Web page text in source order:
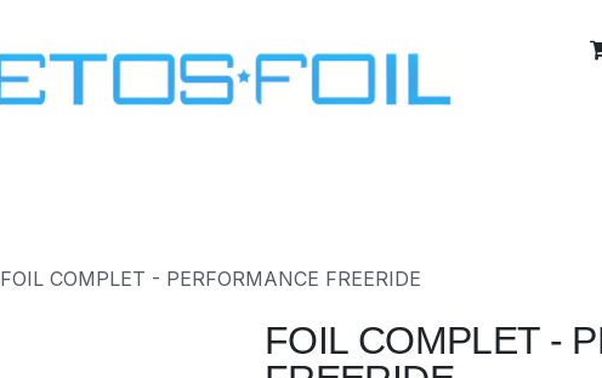
FOIL COMPLET - PERFORMANCE FREERIDE
FOIL COMPLET -